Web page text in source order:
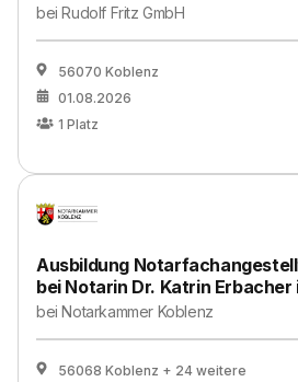
beiRudolf Fritz GmbH
56070 Koblenz
01.08.2026
1 Platz
Ausbildung
bei Notarin Dr. Katrin Erbacher
beiNotarkammer Koblenz
56068 Koblenz + 24 weitere